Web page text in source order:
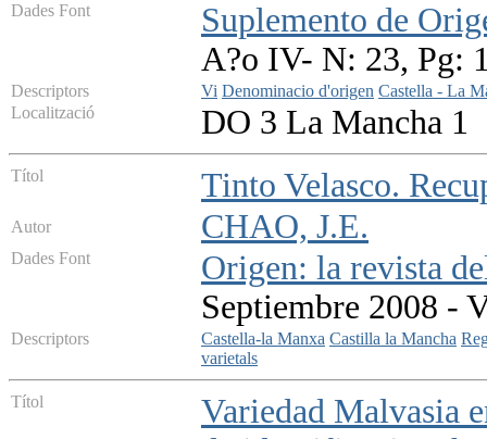
Dades Font
Suplemento de
A?o IV- N: 23, Pg:
Descriptors Vi Denominacio d'origen Castella - La
Localització
DO 3 La Mancha 1
Títol Tinto Velasco.
Autor CHAO, J.E.
Dades Font
Origen: la revista
Septiembre 2008 -
Descriptors Castella-la Manxa Castilla la Mancha
varietals
Títol
Variedad Malvasia